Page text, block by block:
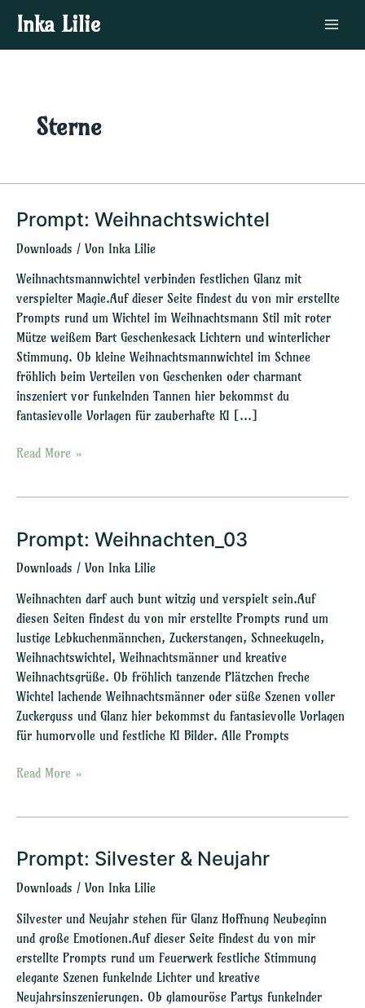
Inhalt
springen
Inka Lilie
Main
Menu
Sterne
Prompt: Weihnachtswichtel
Downloads / Von Inka Lilie
Weihnachtsmannwichtel verbinden festlichen Glanz mit
verspielter Magie.Auf dieser Seite findest du von mir erstellte
Prompts rund um Wichtel im Weihnachtsmann Stil mit roter
Mütze weißem Bart Geschenkesack Lichtern und winterlicher
Stimmung. Ob kleine Weihnachtsmannwichtel im Schnee
fröhlich beim Verteilen von Geschenken oder charmant
inszeniert vor funkelnden Tannen hier bekommst du
fantasievolle Vorlagen für zauberhafte KI […]
Prompt:
Read More »
Prompt: Weihnachten_03
Downloads / Von Inka Lilie
Weihnachten darf auch bunt witzig und verspielt sein.Auf
diesen Seiten findest du von mir erstellte Prompts rund um
lustige Lebkuchenmännchen, Zuckerstangen, Schneekugeln,
Weihnachtswichtel, Weihnachtsmänner und kreative
Weihnachtsgrüße. Ob fröhlich tanzende Plätzchen freche
Wichtel lachende Weihnachtsmänner oder süße Szenen voller
Zuckerguss und Glanz hier bekommst du fantasievolle Vorlagen
für humorvolle und festliche KI Bilder. Alle Prompts
Prompt:
Read More »
Prompt: Silvester & Neujahr
Downloads / Von Inka Lilie
Silvester und Neujahr stehen für Glanz Hoffnung Neubeginn
und große Emotionen.Auf dieser Seite findest du von mir
erstellte Prompts rund um Feuerwerk festliche Stimmung
elegante Szenen funkelnde Lichter und kreative
Neujahrsinszenierungen. Ob glamouröse Partys funkelnder
Prompt:
&
Neujahr